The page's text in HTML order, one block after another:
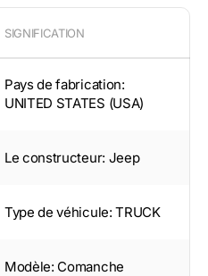
SIGNIFICATION
Pays de fabrication:
UNITED STATES (USA)
Le constructeur: Jeep
Type de véhicule: TRUCK
Modèle: Comanche